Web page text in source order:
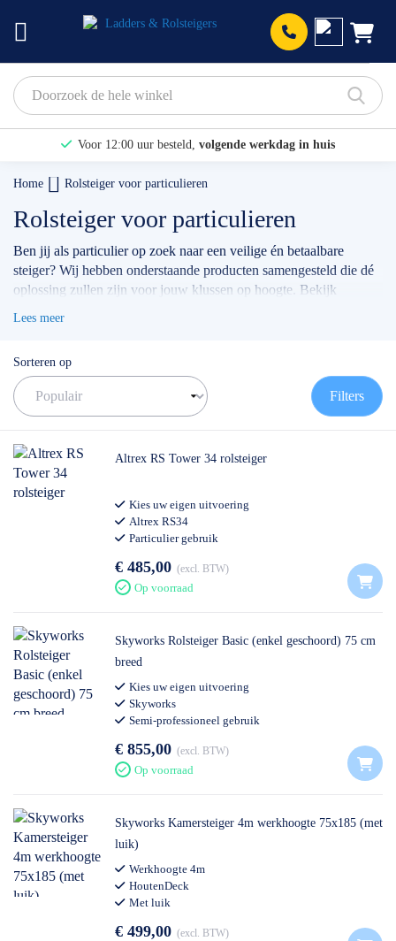
Voor 12:00 uur besteld, volgende werkdag in huis
Bekijk hier onze Actiepagina
Binnen 1 dag een gratis offerte
Home Rolsteiger voor particulieren
Rolsteiger voor particulieren
Ben jij als particulier op zoek naar een veilige én betaalbare
steiger? Wij hebben onderstaande producten samengesteld die dé
oplossing zullen zijn voor jouw klussen op hoogte. Bekijk
✅ Volgende werkdag op locatie
✅ Meedenkende klantenservice
✅0511- 40 25 64, ofmail
Lees meer
Sorteren op
Filters
Altrex RS Tower 34 rolsteiger
Kies uw eigen uitvoering
Altrex RS34
Particulier gebruik
€ 485,00 excl. BTW
Op voorraad
Skyworks Rolsteiger Basic (enkel geschoord) 75 cm
breed
Kies uw eigen uitvoering
Skyworks
Semi-professioneel gebruik
€ 855,00 excl. BTW
Op voorraad
Skyworks Kamersteiger 4m werkhoogte 75x185 (met
luik)
Werkhoogte 4m
HoutenDeck
Met luik
€ 499,00 excl. BTW